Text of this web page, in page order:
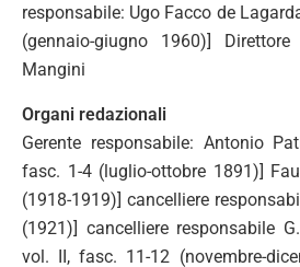
responsabile: Ugo Facco de
(gennaio-giugno 1960)]
Mangini
Organi redazionali
Gerente responsabile: Antonio
fasc. 1-4 (luglio-ottobre 1891)]
(1918-1919)] cancelliere
(1921)] cancelliere responsabile
vol. II, fasc. 11-12 (novembre-